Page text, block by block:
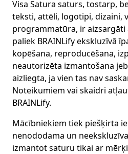
Visa Satura saturs, tostarp,
teksti, attēli, logotipi, dizaini,
programmatūra, ir
paliek BRAINLify ekskluzīvā
kopēšana, reproducēšana,
neautorizēta izmantošana
aizliegta, ja vien tas nav
Noteikumiem vai skaidri
BRAINLify.
Mācībniekiem tiek piešķirta
nenododama un
izmantot saturu tikai ar